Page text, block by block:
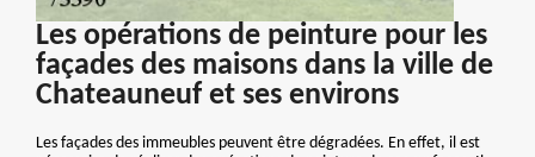
Les opérations de peinture pour les
façades des maisons dans la ville de
Chateauneuf et ses environs
Les façades des immeubles peuvent être dégradées. En effet, il est